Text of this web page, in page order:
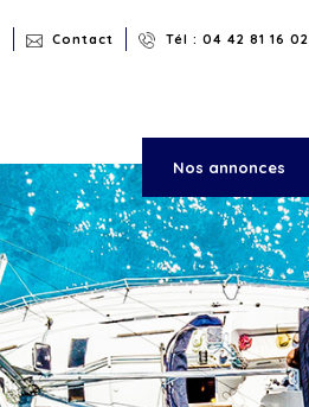
Contact Tél : 04 42 81 16 02
Rechercher
Nos annonces